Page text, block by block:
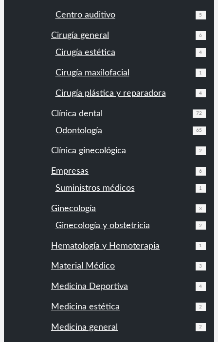
Centro auditivo 5
Cirugía general 6
Cirugía estética 4
Cirugía maxilofacial 1
Cirugía plástica y reparadora 4
Clínica dental 72
Odontología 65
Clínica ginecológica 2
Empresas 6
Suministros médicos 1
Ginecología 3
Ginecología y obstetricia 2
Hematología y Hemoterapia 1
Material Médico 3
Medicina Deportiva 4
Medicina estética 2
Medicina general 2